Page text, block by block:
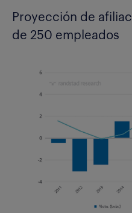
Proyección de
de 250 empleados